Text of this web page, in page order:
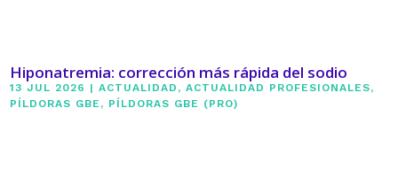
Hiponatremia: corrección más rápida del sodio
13 JUL 2026 |ACTUALIDAD ,ACTUALIDAD PROFESIONALES,
PÍLDORAS GBE , PÍLDORAS GBE (PRO)